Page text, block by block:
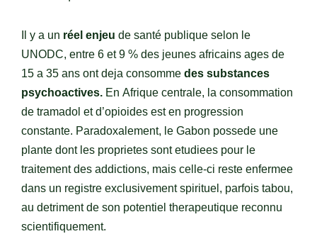
Il y a un réel enjeu de santé publique selon le
UNODC, entre 6 et 9 % des jeunes africains ages de
15 a 35 ans ont deja consomme des substances
psychoactives. En Afrique centrale, la consommation
de tramadol et d’opioides est en progression
constante. Paradoxalement, le Gabon possede une
plante dont les proprietes sont etudiees pour le
traitement des addictions, mais celle-ci reste enfermee
dans un registre exclusivement spirituel, parfois tabou,
au detriment de son potentiel therapeutique reconnu
scientifiquement.